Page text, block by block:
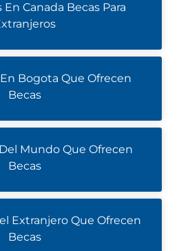
Canada Becas Para
Bogota Que Ofrecen
Becas
Mundo Que Ofrecen
Becas
Extranjero Que Ofrecen
Becas